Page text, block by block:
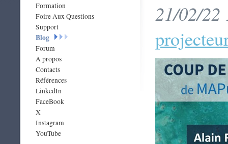
Formation
Foire Aux Questions
Support
Blog
Forum
À propos
Contacts
Références
LinkedIn
FaceBook
X
Instagram
YouTube
21/02/22